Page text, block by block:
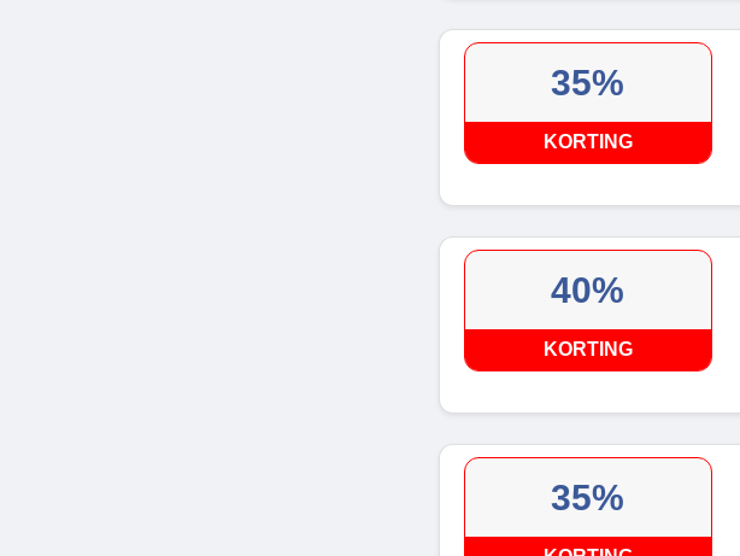
35%
KORTING
40%
KORTING
35%